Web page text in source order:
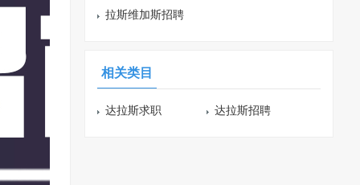
拉斯维加斯招聘
相关类目
达拉斯求职 达拉斯招聘